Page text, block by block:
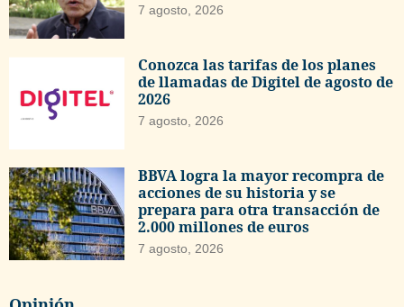
7 agosto, 2026
Conozca las tarifas de los planes
de llamadas de Digitel de agosto de
2026
7 agosto, 2026
BBVA logra la mayor recompra de
acciones de su historia y se
prepara para otra transacción de
2.000 millones de euros
7 agosto, 2026